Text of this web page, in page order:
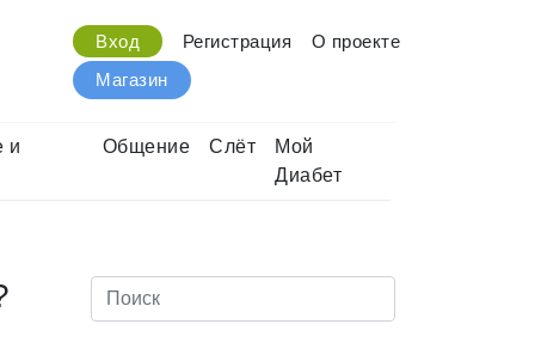
Вход Регистрация
О проекте
Магазин
и
Общение Слёт
Мой
Диабет